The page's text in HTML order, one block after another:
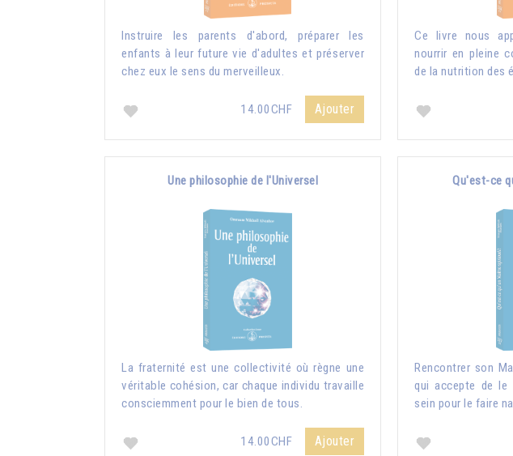
Instruire les parents d'abord, préparer les
enfants à leur future vie d'adultes et préserver
chez eux le sens du merveilleux.
14.00CHF Ajouter
Ce livre nous
nourrir en pleine
de la nutrition des
Une philosophie de l'Universel
La fraternité est une collectivité où règne une
véritable cohésion, car chaque individu travaille
consciemment pour le bien de tous.
14.00CHF Ajouter
Qu'est-ce
Rencontrer son
qui accepte de
sein pour le faire